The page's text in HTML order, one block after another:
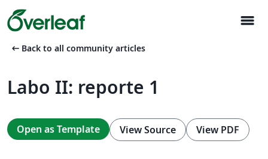
menu
arrow_left_alt Back to all community articles
Labo II: reporte 1
Open as Template View Source View PDF